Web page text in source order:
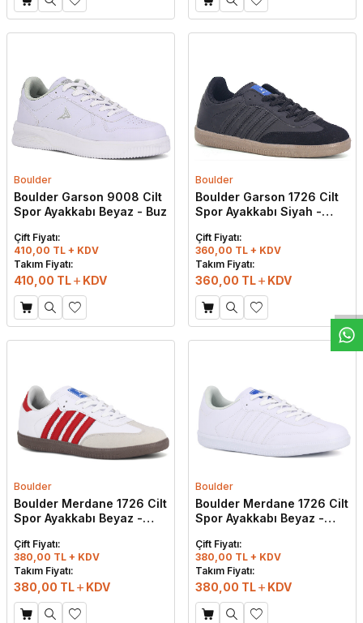
Boulder
Boulder Garson 9008 Cilt
Spor Ayakkabı Beyaz - Buz
Çift Fiyatı:
410,00 TL + KDV
Takım Fiyatı:
410,00 TL KDV
Boulder
Boulder Garson 1726 Cilt
Spor Ayakkabı Siyah -
Çift Fiyatı:
360,00 TL + KDV
Takım Fiyatı:
360,00 TL KDV
Boulder
Boulder Merdane 1726 Cilt
Spor Ayakkabı Beyaz -
Çift Fiyatı:
380,00 TL + KDV
Takım Fiyatı:
380,00 TL KDV
Boulder
Boulder Merdane 1726 Cilt
Spor Ayakkabı Beyaz -
Çift Fiyatı:
380,00 TL + KDV
Takım Fiyatı:
380,00 TL KDV